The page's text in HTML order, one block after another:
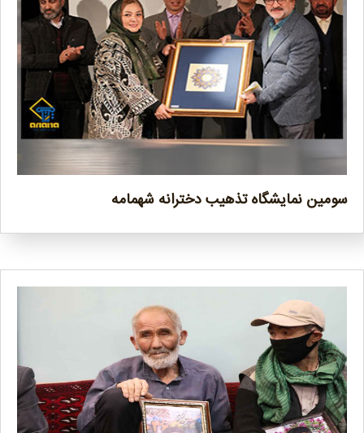
سومین نمایشگاه تذهیب دخترانه شهمامه